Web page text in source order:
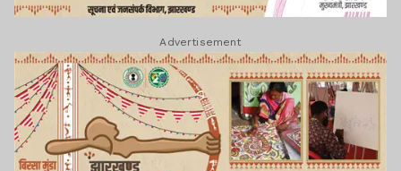
Advertisement